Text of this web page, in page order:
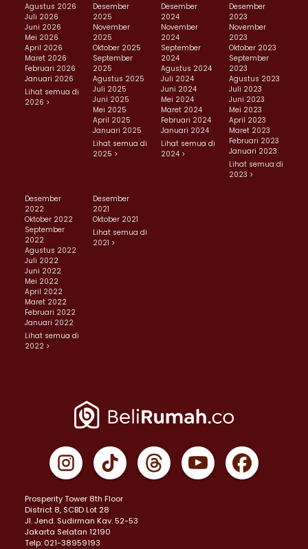
Agustus 2026
Juli 2026
Juni 2026
Mei 2026
April 2026
Maret 2026
Februari 2026
Januari 2026
Lihat semua di
2026 >
Desember
2025
November
2025
Oktober 2025
September
2025
Agustus 2025
Juli 2025
Juni 2025
Mei 2025
April 2025
Januari 2025
Lihat semua di
2025 >
Desember
2024
November
2024
September
2024
Agustus 2024
Juli 2024
Juni 2024
Mei 2024
Maret 2024
Februari 2024
Januari 2024
Lihat semua di
2024 >
Desember
2023
November
2023
Oktober 2023
September
2023
Agustus 2023
Juli 2023
Juni 2023
Mei 2023
April 2023
Maret 2023
Februari 2023
Januari 2023
Lihat semua di
2023 >
Desember
2022
Oktober 2022
September
2022
Agustus 2022
Juli 2022
Juni 2022
Mei 2022
April 2022
Maret 2022
Februari 2022
Januari 2022
Lihat semua di
2022 >
Desember
2021
Oktober 2021
Lihat semua di
2021 >
Prosperity Tower 8th Floor
District 8, SCBD Lot 28
JI. Jend. Sudirman Kav. 52-53
Jakarta Selatan 12190
Telp: 021-38959193